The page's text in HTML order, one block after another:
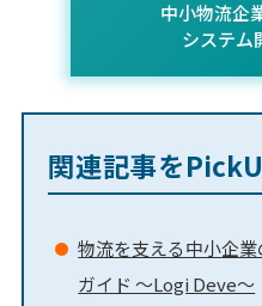
中小物流企
システム
関連記事を
物流を支える中小企
ガイド ～Logi Deve～